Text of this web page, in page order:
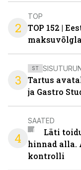
2
TOP
TOP 152 |
3
ST
Tartus
ja Gastro
4
SAATED
Läti
hinnad alla.
kontrolli